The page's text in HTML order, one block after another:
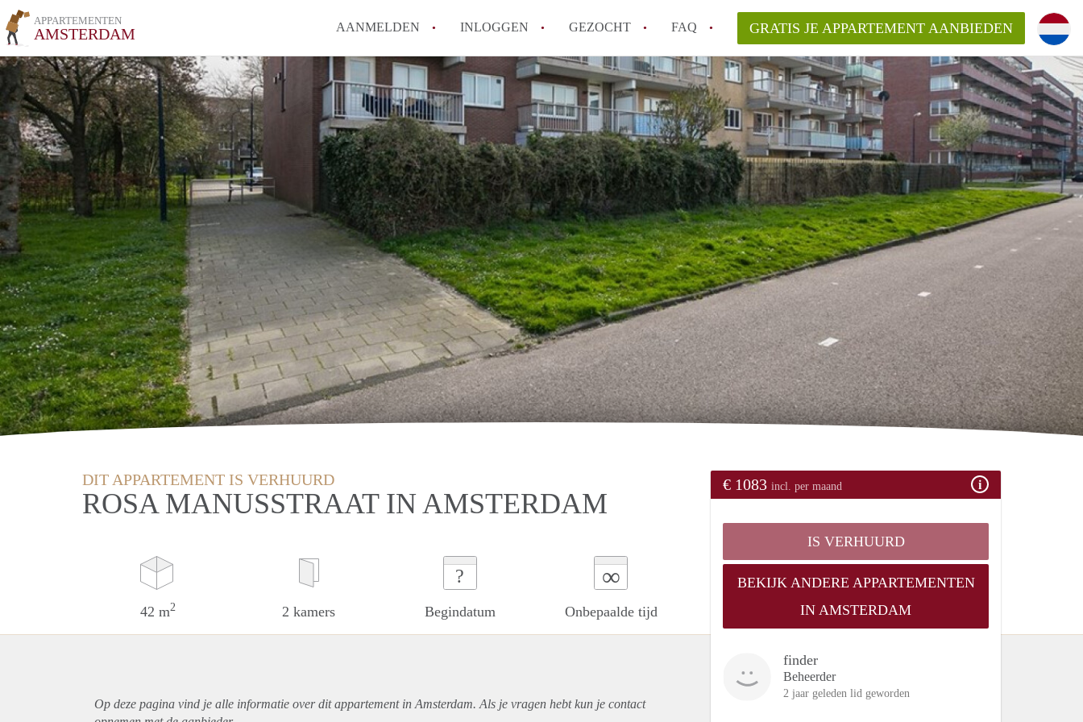
APPARTEMENTEN
AMSTERDAM AANMELDEN INLOGGEN GEZOCHT FAQ
Wat is de Wet Betaalbare Huur en wat betekent die voor mij als huurder in
Amsterdam?
Wat zijn de voordelen van het huren van een appartement in Amsterdam?
Hoe vind je een goedkoop appartement in Amsterdam?
Wat zijn de verplichtingen van een verhuurder van een huur appartement?
Kan je beter een appartement huren of kopen in Amsterdam?
Alle veelgestelde vragen
GRATIS JE APPARTEMENT AANBIEDEN
DIT APPARTEMENT IS VERHUURD
ROSA MANUSSTRAAT IN AMSTERDAM
42 m2 2 kamers
?
Begindatum
∞
Onbepaalde tijd
€ 1083 incl. per maand
IS VERHUURD
BEKIJK ANDERE APPARTEMENTEN
IN AMSTERDAM
finder
Beheerder
2 jaar geleden lid geworden
Op deze pagina vind je alle informatie over ditappartementin Amsterdam. Als je vragen hebt kun je contact